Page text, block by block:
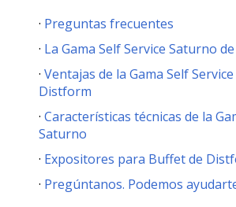
Preguntas frecuentes
La Gama Self Service Saturno
Ventajas de la Gama Self
Distform
Características técnicas de la
Saturno
Expositores para Buffet de
Pregúntanos. Podemos